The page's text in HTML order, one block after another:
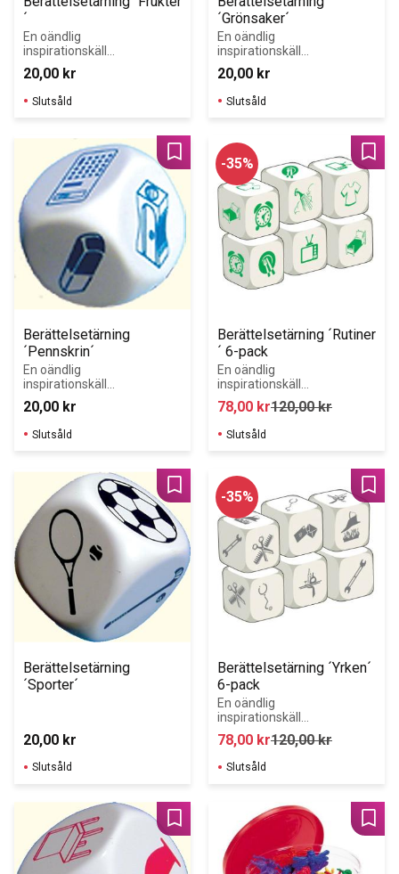
´
En oändlig
inspirationskälla
för
språkinlärning
20,00 kr
Slutsåld
´Grönsaker´
En oändlig
inspirationskälla
för
språkinlärning.
20,00 kr
Slutsåld
Berättelsetärning
´Pennskrin´
En oändlig
inspirationskälla
för
språkinlärning.
20,00 kr
Lägg till i favoriter
Slutsåld
Berättelsetärning ´Rutiner
´ 6-pack
En oändlig
inspirationskälla
för
språkinlärning
78,00 kr120,00kr
35%
Slutsåld
Berättelsetärning
´Sporter´
20,00 kr
Lägg till i favoriter
Slutsåld
Berättelsetärning ´Yrken´
6-pack
En oändlig
inspirationskälla
för
språkinlärning.
78,00 kr120,00kr
35%
Slutsåld
Lägg till i favoriter